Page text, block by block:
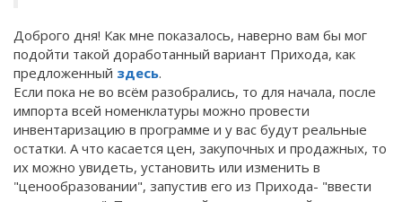
Доброго дня! Как мне показалось, наверно вам бы мог
подойти такой доработанный вариант Прихода, как
предложенный здесь.
Если пока не во всём разобрались, то для начала, после
импорта всей номенклатуры можно провести
инвентаризацию в программе и у вас будут реальные
остатки. А что касается цен, закупочных и продажных, то
их можно увидеть, установить или изменить в
"ценообразовании", запустив его из Прихода- "ввести